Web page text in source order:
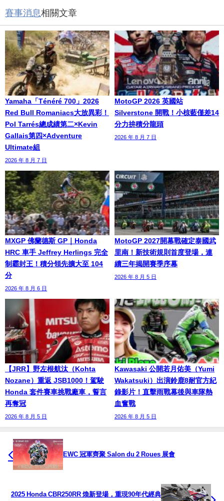
賽事消息相關文章
Yamaha「Ténéré 700」2026
Red Bull Romaniacs大放異彩！
Pol Tarrés總成績第二×Kevin
Gallais第四×Adventure
Ultimate組
2026 年 8 月 7 日
MotoGP 2026 英國站
Silverstone 開戰！小椋藍僅差14
分力拚積分龍頭
2026 年 8 月 7 日
MXGP 佛蘭德斯 GP｜Honda
HRC 車手 Jeffrey Herlings 完全
制霸封王！積分領先擴大至 104
分
2026 年 8 月 6 日
MotoGP 2027開幕戰確定泰國武
里南！新技術規則首度登場，連
續三年揭開賽季序幕
2026 年 8 月 5 日
【JRR】野左根航汰（Kohta
Nozane）重返 JSB1000！駕駛
Honda 套件賽車挑戰廠車，誓言
再奪冠
2026 年 8 月 5 日
Kawasaki 公開若月佑美（Yumi
Wakatsuki）出演鈴鹿8耐官方紀
錄影片！直擊雨戰幕後與車隊熱
血奮戰
2026 年 8 月 5 日
EWC 冠軍齊聚 Salon du 2 Roues 展會
2025 Honda CBR250RR 煥新登場，重現90年代經典